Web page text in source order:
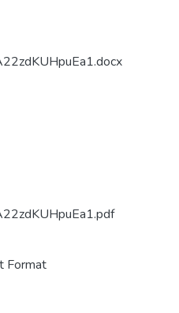
Format